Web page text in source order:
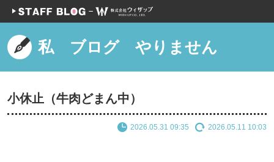
私 ブログ やりません
小休止（牛肉どまん中）
2026.05.31 09:35 2026.05.11 10:03